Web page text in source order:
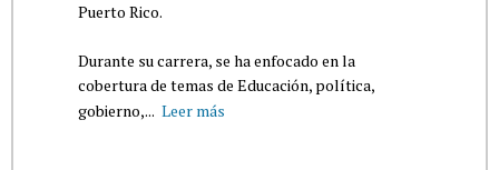
Puerto Rico.
Durante su carrera, se ha enfocado en la
cobertura de temas de Educación, política,
gobierno,... Leer más